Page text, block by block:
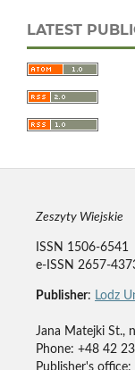
LATEST
Zeszyty Wiejskie
ISSN 1506-6541
e-ISSN 2657-
Publisher: Lodz
Jana Matejki St.,
Phone: +48 42
Publisher's office: